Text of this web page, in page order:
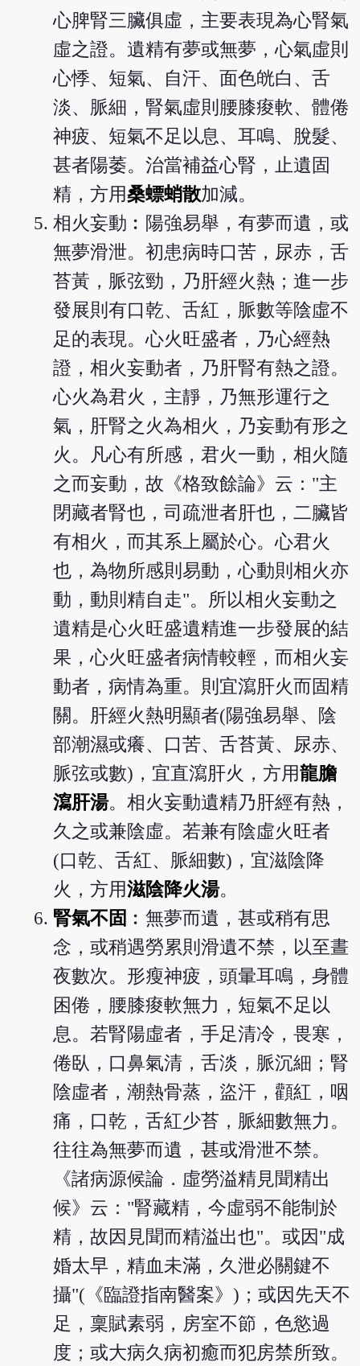
心脾腎三臟俱虛，主要表現為心腎氣
虛之證。遺精有夢或無夢，心氣虛則
心悸、短氣、自汗、面色㿠白、舌
淡、脈細，腎氣虛則腰膝痠軟、體倦
神疲、短氣不足以息、耳鳴、脫髮、
甚者陽萎。治當補益心腎，止遺固
精，方用桑螵蛸散加減。
相火妄動︰陽強易舉，有夢而遺，或
無夢滑泄。初患病時口苦，尿赤，舌
苔黃，脈弦勁，乃肝經火熱；進一步
發展則有口乾、舌紅，脈數等陰虛不
足的表現。心火旺盛者，乃心經熱
證，相火妄動者，乃肝腎有熱之證。
心火為君火，主靜，乃無形運行之
氣，肝腎之火為相火，乃妄動有形之
火。凡心有所感，君火一動，相火隨
之而妄動，故《格致餘論》云："主
閉藏者腎也，司疏泄者肝也，二臟皆
有相火，而其系上屬於心。心君火
也，為物所感則易動，心動則相火亦
動，動則精自走"。所以相火妄動之
遺精是心火旺盛遺精進一步發展的結
果，心火旺盛者病情較輕，而相火妄
動者，病情為重。則宜瀉肝火而固精
關。肝經火熱明顯者(陽強易舉、陰
部潮濕或癢、口苦、舌苔黃、尿赤、
脈弦或數)，宜直瀉肝火，方用龍膽
瀉肝湯。相火妄動遺精乃肝經有熱，
久之或兼陰虛。若兼有陰虛火旺者
(口乾、舌紅、脈細數)，宜滋陰降
火，方用滋陰降火湯。
腎氣不固 ︰無夢而遺，甚或稍有思
念，或稍遇勞累則滑遺不禁，以至晝
夜數次。形瘦神疲，頭暈耳鳴，身體
困倦，腰膝痠軟無力，短氣不足以
息。若腎陽虛者，手足清冷，畏寒，
倦臥，口鼻氣清，舌淡，脈沉細；腎
陰虛者，潮熱骨蒸，盜汗，顴紅，咽
痛，口乾，舌紅少苔，脈細數無力。
往往為無夢而遺，甚或滑泄不禁。
《諸病源候論．虛勞溢精見聞精出
候》云："腎藏精，今虛弱不能制於
精，故因見聞而精溢出也"。或因"成
婚太早，精血未滿，久泄必關鍵不
攝"(《臨證指南醫案》)；或因先天不
足，稟賦素弱，房室不節，色慾過
度；或大病久病初癒而犯房禁所致。